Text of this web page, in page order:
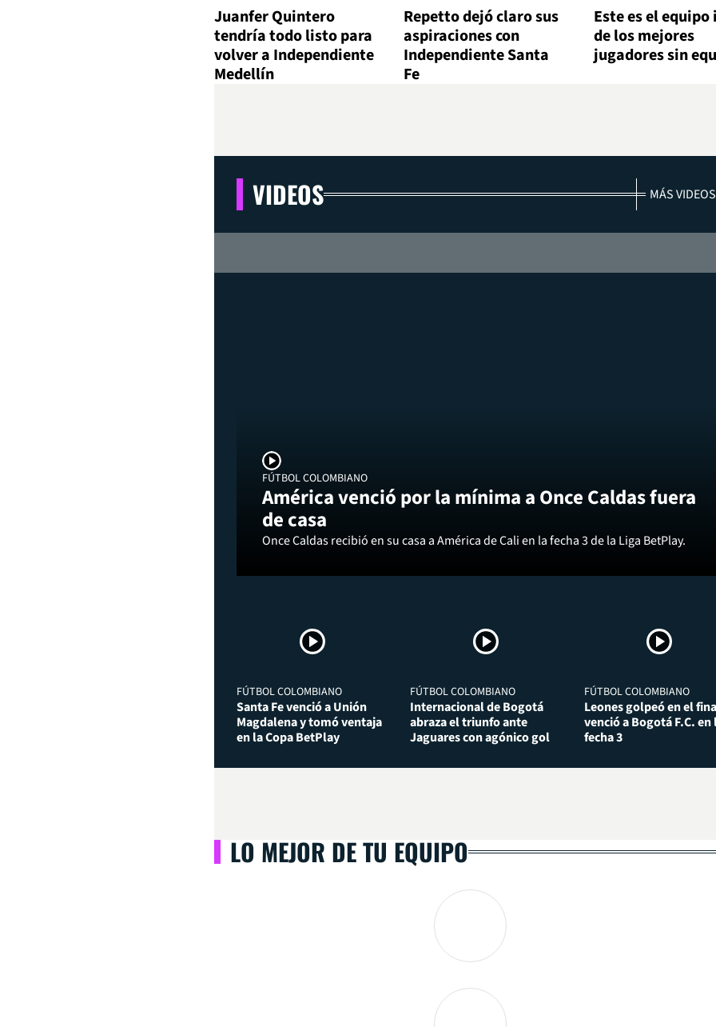
Juanfer Quintero
tendría todo listo para
volver a Independiente
Medellín
Repetto dejó claro sus
aspiraciones con
Independiente Santa
Fe
Este es el equipo
de los mejores
jugadores sin
VIDEOS MÁS VIDEOS
FÚTBOL COLOMBIANO
América venció por la mínima a Once Caldas fuera
de casa
Once Caldas recibió en su casa a América de Cali en la fecha 3 de la Liga BetPlay.
FÚTBOL COLOMBIANO
Santa Fe venció a Unión
Magdalena y tomó ventaja
en la Copa BetPlay
FÚTBOL COLOMBIANO
Internacional de Bogotá
abraza el triunfo ante
Jaguares con agónico gol
FÚTBOL COLOMBIANO
Leones golpeó en el
venció a Bogotá F.C. en
fecha 3
LO MEJOR DE TU EQUIPO